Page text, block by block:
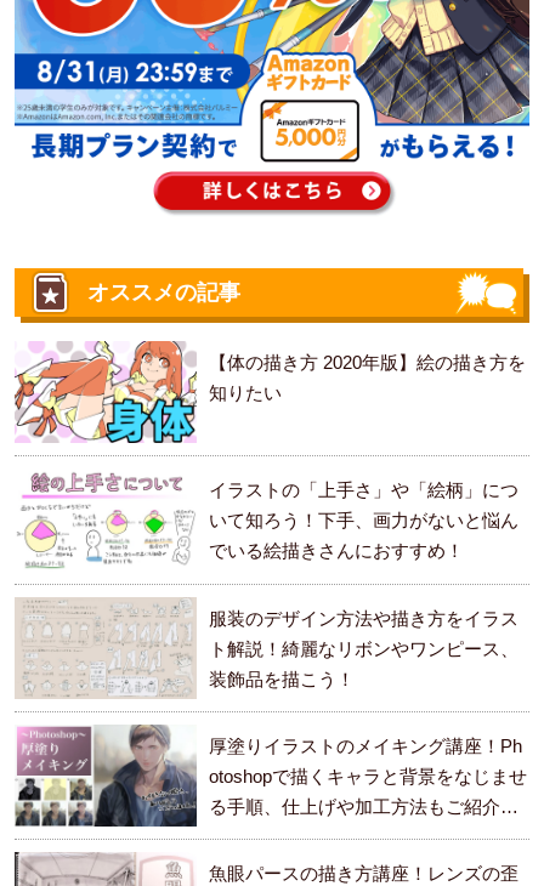
オススメの記事
【体の描き方 2020年版】絵の描き方を
知りたい
イラストの「上手さ」や「絵柄」につ
いて知ろう！下手、画力がないと悩ん
でいる絵描きさんにおすすめ！
服装のデザイン方法や描き方をイラス
ト解説！綺麗なリボンやワンピース、
装飾品を描こう！
厚塗りイラストのメイキング講座！Ph
otoshopで描くキャラと背景をなじませ
る手順、仕上げや加工方法もご紹介し
ます。
魚眼パースの描き方講座！レンズの歪